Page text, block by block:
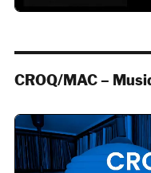
CROQ/MAC –